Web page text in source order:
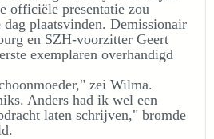
officiële presentatie zou
plaatsvinden. Demissionair
en SZH-voorzitter Geert
exemplaren overhandigd
zei Wilma.
Anders had ik wel een
laten schrijven," bromde